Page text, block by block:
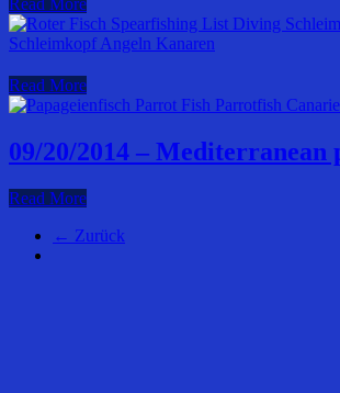
Read More
Read More
09/20/2014 – Mediterranean
Read More
← Zurück